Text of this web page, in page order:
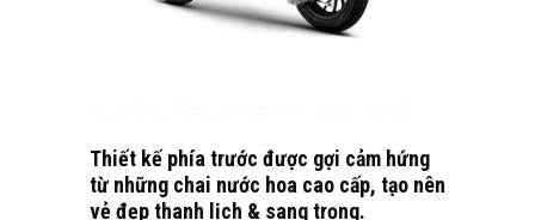
Thiết kế phía trước được gợi cảm hứng
từ những chai nước hoa cao cấp, tạo nên
vẻ đẹp thanh lịch & sang trọng.